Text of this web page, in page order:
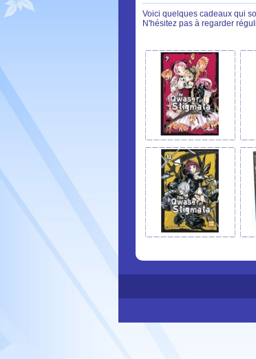
Voici quelques cadeaux qui
N'hésitez pas à regarder